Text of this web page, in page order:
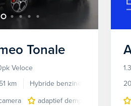
Tonale
Veloce
km Hybride benzine
Automaat
adaptief demping systeem